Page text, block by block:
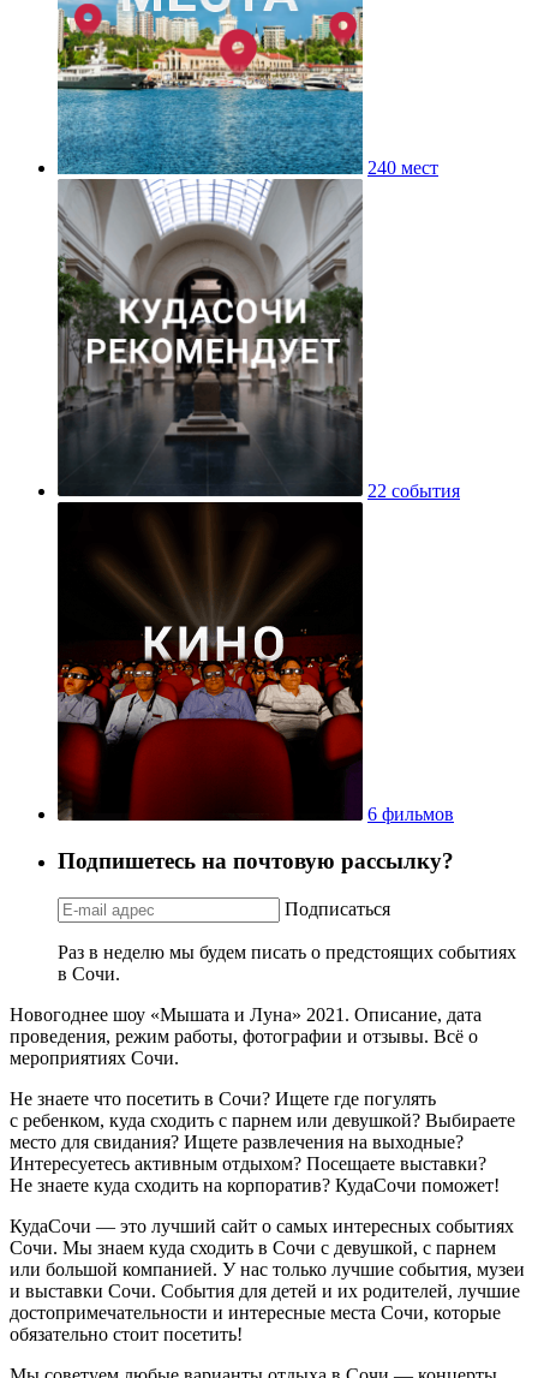
240 мест
22 события
6 фильмов
Подпишетесь на почтовую рассылку?
Подписаться
Раз в неделю мы будем писать о предстоящих событиях
в Сочи.
Новогоднее шоу «Мышата и Луна» 2021. Описание, дата
проведения, режим работы, фотографии и отзывы. Всё о
мероприятиях Сочи.
Не знаете что посетить в Сочи? Ищете где погулять
с ребенком, куда сходить с парнем или девушкой? Выбираете
место для свидания? Ищете развлечения на выходные?
Интересуетесь активным отдыхом? Посещаете выставки?
Не знаете куда сходить на корпоратив? КудаСочи поможет!
КудаСочи — это лучший сайт о самых интересных событиях
Сочи. Мы знаем куда сходить в Сочи с девушкой, с парнем
или большой компанией. У нас только лучшие события, музеи
и выставки Сочи. События для детей и их родителей, лучшие
достопримечательности и интересные места Сочи, которые
обязательно стоит посетить!